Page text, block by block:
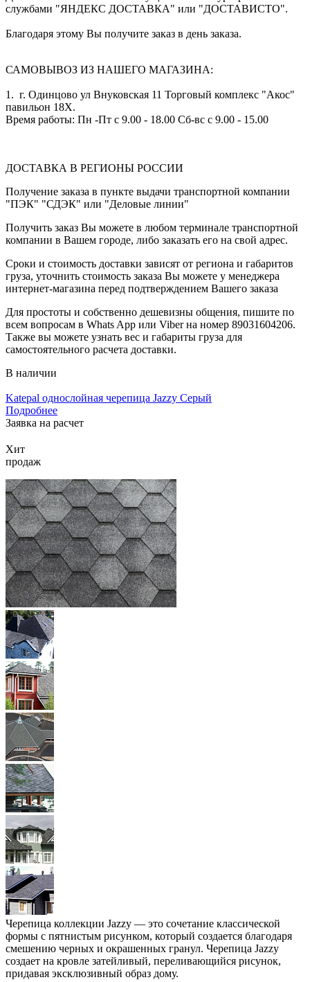
службами "ЯНДЕКС ДОСТАВКА" или "ДОСТАВИСТО".
Благодаря этому Вы получите заказ в день заказа.
САМОВЫВОЗ ИЗ НАШЕГО МАГАЗИНА:
1. г. Одинцово ул Внуковская 11 Торговый комплекс "Акос"
павильон 18Х.
Время работы: Пн -Пт с 9.00 - 18.00 Сб-вс с 9.00 - 15.00
ДОСТАВКА В РЕГИОНЫ РОССИИ
Получение заказа в пункте выдачи транспортной компании
"ПЭК" "СДЭК" или "Деловые линии"
Получить заказ Вы можете в любом терминале транспортной
компании в Вашем городе, либо заказать его на свой адрес.
Сроки и стоимость доставки зависят от региона и габаритов
груза, уточнить стоимость заказа Вы можете у менеджера
интернет-магазина перед подтверждением Вашего заказа
Для простоты и собственно дешевизны общения, пишите по
всем вопросам в Whats App или Viber на номер 89031604206.
Также вы можете узнать вес и габариты груза для
самостоятельного расчета доставки.
В наличии
Katepal однослойная черепица Jazzy Серый
Подробнее
Заявка на расчет
Хит
продаж
Черепица коллекции Jazzy — это сочетание классической
формы с пятнистым рисунком, который создается благодаря
смешению черных и окрашенных гранул. Черепица Jazzy
создает на кровле затейливый, переливающийся рисунок,
придавая эксклюзивный образ дому.